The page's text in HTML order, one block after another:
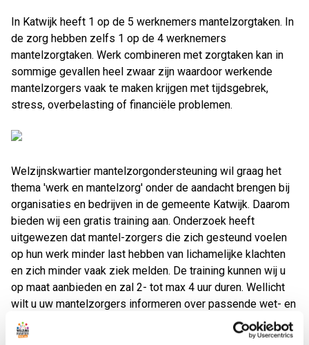
Teylingen
Vrijwilligers
Fit & vitaal
Mantelzorg
Verhuur
In Katwijk heeft 1 op de 5 werknemers mantelzorgtaken. In
de zorg hebben zelfs 1 op de 4 werknemers
mantelzorgtaken. Werk combineren met zorgtaken kan in
sommige gevallen heel zwaar zijn waardoor werkende
mantelzorgers vaak te maken krijgen met tijdsgebrek,
stress, overbelasting of financiële problemen.
Welzijnskwartier mantelzorgondersteuning wil graag het
thema 'werk en mantelzorg' onder de aandacht brengen bij
organisaties en bedrijven in de gemeente Katwijk. Daarom
bieden wij een gratis training aan. Onderzoek heeft
uitgewezen dat mantel-zorgers die zich gesteund voelen
op hun werk minder last hebben van lichamelijke klachten
en zich minder vaak ziek melden. De training kunnen wij u
op maat aanbieden en zal 2- tot max 4 uur duren. Wellicht
wilt u uw mantelzorgers informeren over passende wet- en
regelgeving, wilt u meer ruimte voor lotgenotencontact of
wij kunnen wij met de mantelzorgers een plan maken hoe